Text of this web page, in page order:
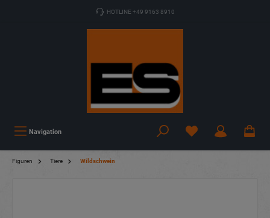
HOTLINE +49 9163 8910
Navigation
Figuren Tiere Wildschwein